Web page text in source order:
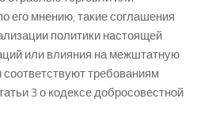
его мнению, такие соглашения
политики настоящей
или влияния на межштатную
требованиям
3 о кодексе добросовестной